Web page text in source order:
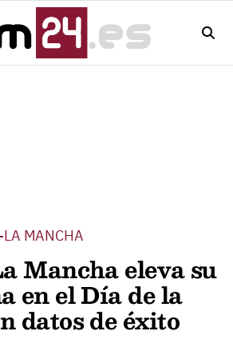
MANCHA
Mancha eleva su
en el Día de la
datos de éxito